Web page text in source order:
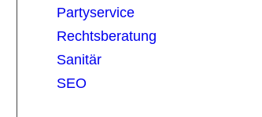
Partyservice
Rechtsberatung
Sanitär
SEO